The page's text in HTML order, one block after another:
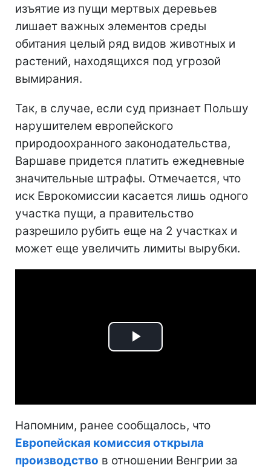
изъятие из пущи мертвых деревьев
лишает важных элементов среды
обитания целый ряд видов животных и
растений, находящихся под угрозой
вымирания.
Так, в случае, если суд признает Польшу
нарушителем европейского
природоохранного законодательства,
Варшаве придется платить ежедневные
значительные штрафы. Отмечается, что
иск Еврокомиссии касается лишь одного
участка пущи, а правительство
разрешило рубить еще на 2 участках и
может еще увеличить лимиты вырубки.
Play
Напомним, ранее сообщалось, что
Европейская комиссия открыла
производство в отношении Венгрии за